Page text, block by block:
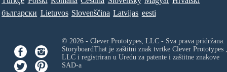
български Lietuvos Slovenščina Latvijas eesti
© 2026 - Clever Prototypes, LLC - Sva prava pridržana.
StoryboardThat je zaštitni znak tvrtke Clever Prototypes ,
LLCi registriran u Uredu za patente i zaštitne znakove
SAD-a